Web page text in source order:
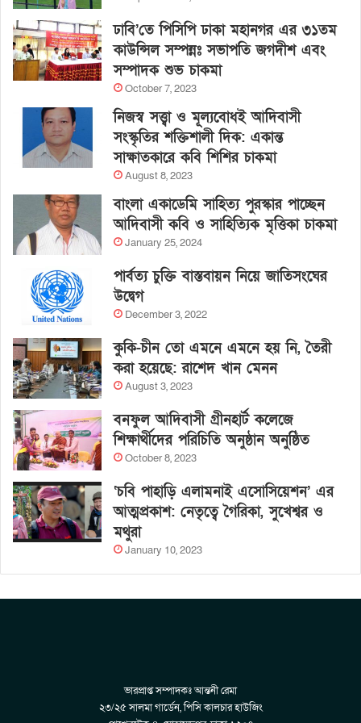
ঢাবি’তে পিসিপি ঢাকা মহানগর এর ৩১তম
কাউন্সিল সম্পন্নঃ সভাপতি জগদীশ এবং
সম্পাদক শুভ চাকমা
October 7, 2023
নিজস্ব সত্ত্বা ও মূল্যবোধই আদিবাসী
সংস্কৃতির শক্তিশালী দিক: একান্ত
সাক্ষাতকারে কবি শিশির চাকমা
August 8, 2023
বাংলা একাডেমি সাহিত্য পুরস্কার পাচ্ছেন
আদিবাসী কবি ও সাহিত্যিক মৃত্তিকা চাকমা
January 25, 2024
পার্বত্য চুক্তি বাস্তবায়ন নিয়ে জাতিসংঘের
উদ্বেগ
December 3, 2022
কুকি-চীন তো এমনে এমনে হয় নি, তৈরী
করা হয়েছে: রাশেদ খান মেনন
August 3, 2023
বনফুল আদিবাসী গ্রীনহার্ট কলেজে
শিক্ষার্থীদের পরিচিতি অনুষ্ঠান অনুষ্ঠিত
October 8, 2023
‘চবি পাহাড়ি এলামনাই এসোসিয়েশন’ এর
আত্মপ্রকাশ: নেতৃত্বে গৈরিকা, সুখেশ্বর ও
মথুরা
January 10, 2023
ভারপ্রাপ্ত সম্পাদকঃ আন্তনী রেমা
২৩/২৫ সালমা গার্ডেন, পিসি কালচার হাউজিং